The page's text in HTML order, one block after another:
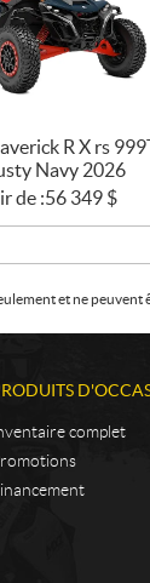
R X rs
Navy 2026
de :56 349 $
et ne
complet